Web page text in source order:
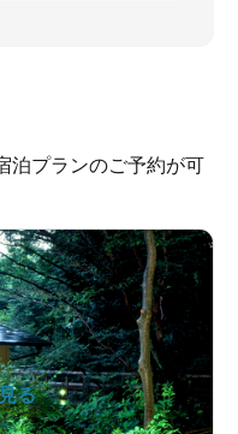
泊プランのご予約が可
る